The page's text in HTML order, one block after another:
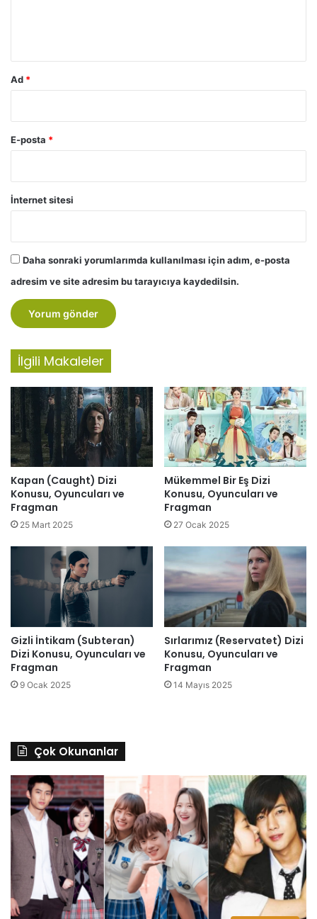
Ad *
E-posta *
İnternet sitesi
Daha sonraki yorumlarımda kullanılması için adım, e-posta
adresim ve site adresim bu tarayıcıya kaydedilsin.
İlgili Makaleler
Kapan (Caught) Dizi
Konusu, Oyuncuları ve
Fragman
25 Mart 2025
Mükemmel Bir Eş Dizi
Konusu, Oyuncuları ve
Fragman
27 Ocak 2025
Gizli İntikam (Subteran)
Dizi Konusu, Oyuncuları ve
Fragman
9 Ocak 2025
Sırlarımız (Reservatet) Dizi
Konusu, Oyuncuları ve
Fragman
14 Mayıs 2025
Çok Okunanlar